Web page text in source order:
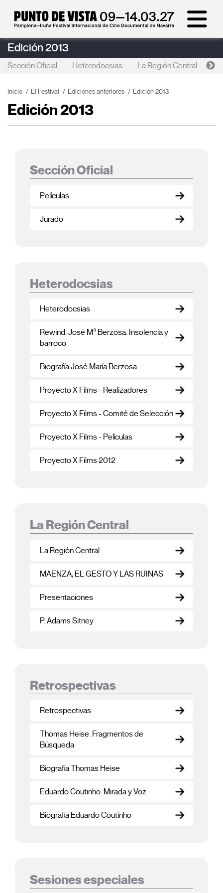
Edición 2013
Sección Oficial Heterodocsias La Región Central
Inicio El Festival Ediciones anteriores Edición 2013
Edición 2013
Sección Oficial
Películas
Jurado
Heterodocsias
Heterodocsias
Rewind. José Mª Berzosa. Insolencia y
barroco
Biografía José María Berzosa
Proyecto X Films - Realizadores
Proyecto X Films - Comité de Selección
Proyecto X Films - Películas
Proyecto X Films 2012
La Región Central
La Región Central
MAENZA, EL GESTO Y LAS RUINAS
Presentaciones
P. Adams Sitney
Retrospectivas
Retrospectivas
Thomas Heise. Fragmentos de
Búsqueda
Biografía Thomas Heise
Eduardo Coutinho. Mirada y Voz
Biografía Eduardo Coutinho
Sesiones especiales